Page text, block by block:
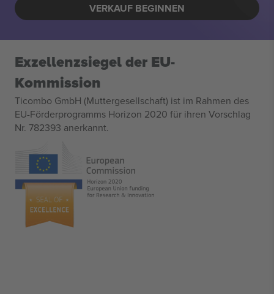
VERKAUF BEGINNEN
Exzellenzsiegel der EU-
Kommission
Ticombo GmbH (Muttergesellschaft) ist im Rahmen des
EU-Förderprogramms Horizon 2020 für ihren Vorschlag
Nr. 782393 anerkannt.